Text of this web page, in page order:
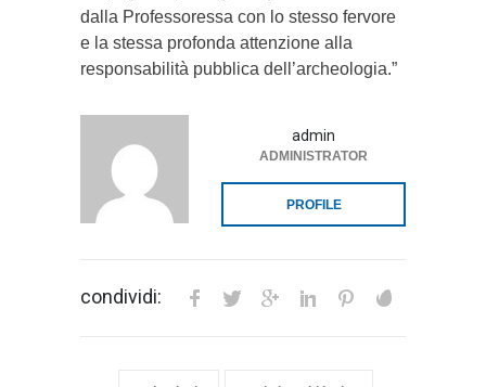
dalla Professoressa con lo stesso fervore
e la stessa profonda attenzione alla
responsabilità pubblica dell’archeologia.”
admin
ADMINISTRATOR
PROFILE
condividi: